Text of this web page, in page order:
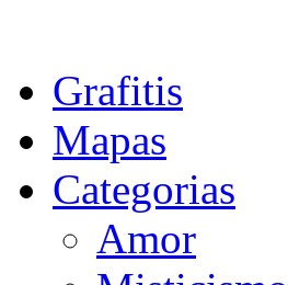
Grafitis
Mapas
Categorias
Amor